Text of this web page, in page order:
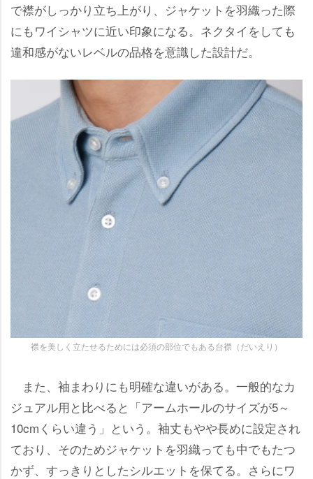
で襟がしっかり立ち上がり、ジャケットを羽織った際
にもワイシャツに近い印象になる。ネクタイをしても
違和感がないレベルの品格を意識した設計だ。
襟を美しく立たせるためには必須の部位でもある台襟（だいえり）
また、袖まわりにも明確な違いがある。一般的なカ
ジュアル用と比べると「アームホールのサイズが5～
10cmくらい違う」という。袖丈もやや長めに設定され
ており、そのためジャケットを羽織っても中でもたつ
かず、すっきりとしたシルエットを保てる。さらにワ